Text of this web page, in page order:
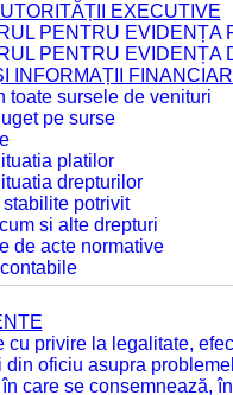
EXECUTIVE
PENTRU EVIDENȚA
PENTRU EVIDENȚA
INFORMAȚII
toate sursele de venituri
pe surse
platilor
drepturilor
potrivit
si alte drepturi
de acte normative
cu privire la legalitate,
din oficiu asupra
care se consemnează,